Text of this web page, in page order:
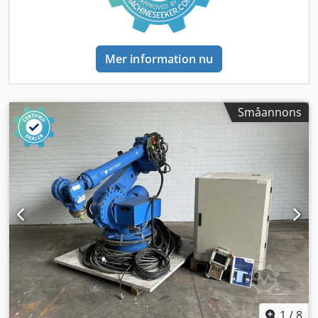
fördelats över åren är anläggningen fortfarande i mycket
gott skick, nästan som ny. Easy Arc utvecklades av OTC
Daihen som en instegslösning för svetsautomation. Den
högprecisa svetsroboten och det redan integrerade
svetsbordet garanterar en effektiv svetsning. Den
kompakta konstruktionen underlättar transporten.
snabb produktionsstart. Cedjzkanaepfx Acfjrf Easy Arc 01
består av följande komponenter: - OTC svetsrobot, modell
FD-B6: 6-axlig robotarm med 6 kg lyftkapacitet, inklusive
robotkontroller, modell FD-11, och pekskärmsbaserad
användarpanel - OTC MIG/MAG-svetsteknik, modell Welbee
WB-P400: 400A inverterstyrd pulssvetsströmkälla med
integrerat robotsnitt - OTC-brännare, modell RT3500H:
Robotiserad svetsbrännare (45°) med
säkerhetsavstängning och 4-rullars trådmatningssystem,
maxbelastning 350A, gas-kyld, kollisionsskydd av typ B
integrerat - Siegmund svetsbord: 2000x1200 mm och
inbyggnadshöjd 950 mm, lyftkapacitet 3 200 kg, 28 mm
hålfördelning med 100x100 mm hålavstånd för montering
av lämplig spännanordning - OTC säkerhetssystem: robust
Mer information nu
Småannons